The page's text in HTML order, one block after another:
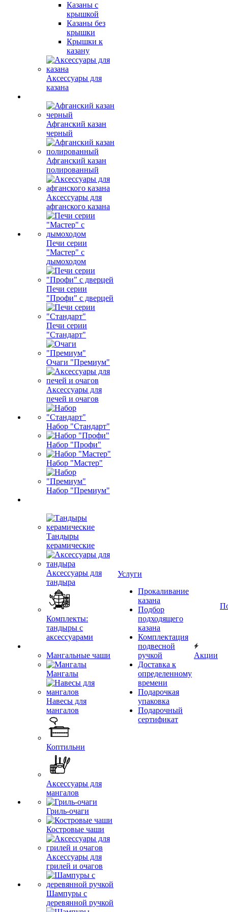
Казаны с
крышкой
Казаны без
крышки
Крышки к
казану
Аксессуары для
казана
Афганский казан
черный
Афганский казан
полированный
Аксессуары для
афганского казана
Печи серии
"Мастер" с
дымоходом
Печи серии
"Профи" с дверцей
Печи серии
"Стандарт"
Очаги "Премиум"
Аксессуары для
печей и очагов
Набор "Стандарт"
Набор "Профи"
Набор "Мастер"
Набор "Премиум"
Тандыры
керамические
Аксессуары для
тандыра
Комплекты:
тандыры с
аксессуарами
Мангальные чаши
Мангалы
Навесы для
мангалов
Коптильни
Аксессуары для
мангалов
Гриль-очаги
Костровые чаши
Аксессуары для
грилей и очагов
Шампуры с
деревянной ручкой
Услуги
Прокаливание
казана
Подбор
подходящего
казана
Комплектация
подвесной
ручкой
Доставка к
определенному
времени
Подарочкая
упаковка
Подарочный
сертификат
Акции